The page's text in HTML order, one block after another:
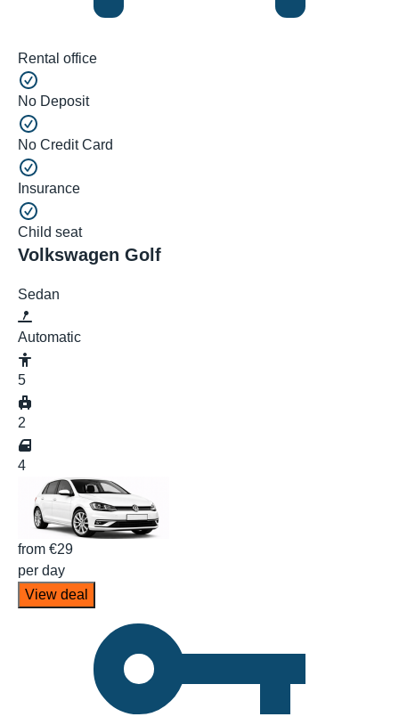
Rental office
No Deposit
No Credit Card
Insurance
Child seat
Volkswagen Golf
Sedan
Automatic
5
2
4
from €29
per day
View deal